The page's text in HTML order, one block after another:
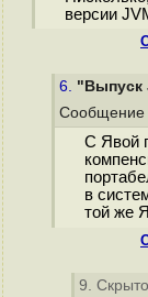
версии
6. "Выпуск
Сообщение
С Явой
в
той же
9.